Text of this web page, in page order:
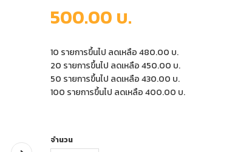
500.00 บ.
10 รายการขึ้นไป ลดเหลือ 480.00 บ.
20 รายการขึ้นไป ลดเหลือ 450.00 บ.
50 รายการขึ้นไป ลดเหลือ 430.00 บ.
100 รายการขึ้นไป ลดเหลือ 400.00 บ.
จำนวน